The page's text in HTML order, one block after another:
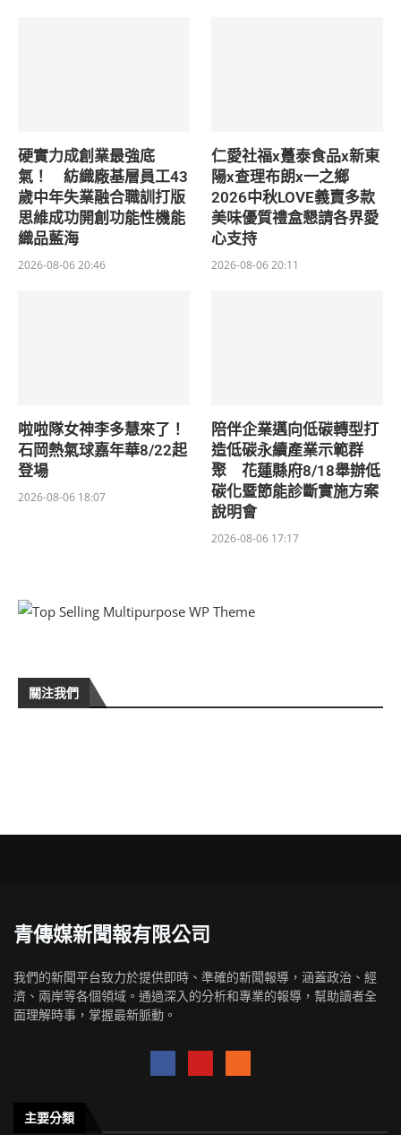
硬實力成創業最強底
氣！ 紡織廠基層員工43
歲中年失業融合職訓打版
思維成功開創功能性機能
織品藍海
2026-08-06 20:46
仁愛社福x躉泰食品x新東
陽x查理布朗x一之鄉
2026中秋LOVE義賣多款
美味優質禮盒懇請各界愛
心支持
2026-08-06 20:11
啦啦隊女神李多慧來了！
石岡熱氣球嘉年華8/22起
登場
2026-08-06 18:07
陪伴企業邁向低碳轉型打
造低碳永續產業示範群
聚 花蓮縣府8/18舉辦低
碳化暨節能診斷實施方案
說明會
2026-08-06 17:17
關注我們
青傳媒新聞報有限公司
我們的新聞平台致力於提供即時、準確的新聞報導，涵蓋政治、經
濟、兩岸等各個領域。通過深入的分析和專業的報導，幫助讀者全
面理解時事，掌握最新脈動。
主要分類